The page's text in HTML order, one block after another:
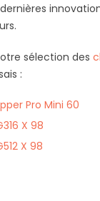
sélection des
:
Pro Mini 60
X 98
X 98